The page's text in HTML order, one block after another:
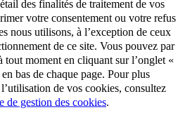
des finalités de traitement de vos
votre consentement ou votre refus
nous utilisons, à l’exception de ceux
de ce site. Vous pouvez par
moment en cliquant sur l’onglet «
bas de chaque page. Pour plus
de vos cookies, consultez
de gestion des cookies
Contactez-nous
English
ses enjeux
et nos talents